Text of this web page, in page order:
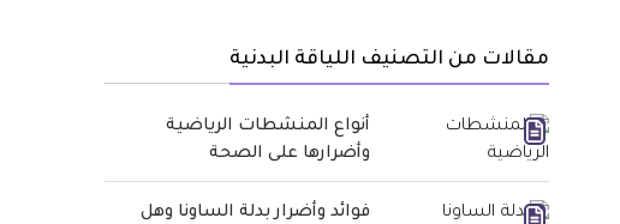
مقالات من التصنيف اللياقة البدنية
أنواع المنشطات الرياضية
وأضرارها على الصحة
فوائد وأضرار بدلة الساونا وهل